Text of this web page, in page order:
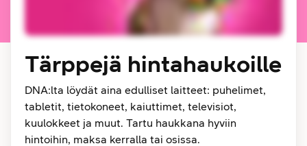
Tärppejä hintahaukoille
DNA:lta löydät aina edulliset laitteet: puhelimet,
tabletit, tietokoneet, kaiuttimet, televisiot,
kuulokkeet ja muut. Tartu haukkana hyviin
hintoihin, maksa kerralla tai osissa.